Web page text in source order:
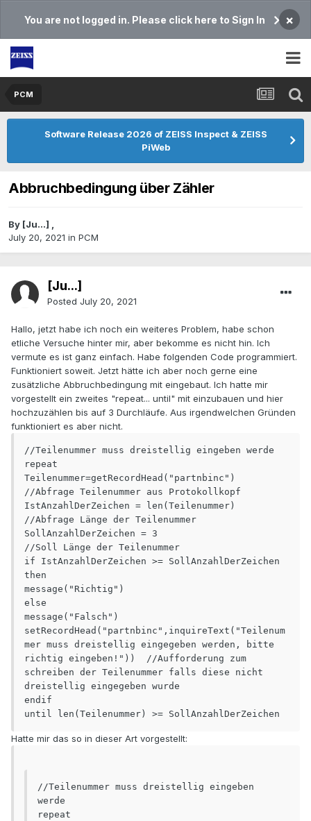
You are not logged in. Please click here to Sign In ×
PCM
Software Release 2026 of ZEISS Inspect & ZEISS
PiWeb
Abbruchbedingung über Zähler
By [Ju...] ,
July 20, 2021 in PCM
[Ju...]
Posted July 20, 2021
Hallo, jetzt habe ich noch ein weiteres Problem, habe schon
etliche Versuche hinter mir, aber bekomme es nicht hin. Ich
vermute es ist ganz einfach. Habe folgenden Code programmiert.
Funktioniert soweit. Jetzt hätte ich aber noch gerne eine
zusätzliche Abbruchbedingung mit eingebaut. Ich hatte mir
vorgestellt ein zweites "repeat... until" mit einzubauen und hier
hochzuzählen bis auf 3 Durchläufe. Aus irgendwelchen Gründen
funktioniert es aber nicht.
//Teilenummer muss dreistellig eingeben werde
repeat
Teilenummer=getRecordHead("partnbinc")
//Abfrage Teilenummer aus Protokollkopf
IstAnzahlDerZeichen = len(Teilenummer)
//Abfrage Länge der Teilenummer
SollAnzahlDerZeichen = 3
//Soll Länge der Teilenummer
if IstAnzahlDerZeichen >= SollAnzahlDerZeichen
then
message("Richtig")
else
message("Falsch")
setRecordHead("partnbinc",inquireText("Teilenum
mer muss dreistellig eingegeben werden, bitte
richtig eingeben!"))  //Aufforderung zum
schreiben der Teilenummer falls diese nicht
dreistellig eingegeben wurde
endif
until len(Teilenummer) >= SollAnzahlDerZeichen
Hatte mir das so in dieser Art vorgestellt:
//Teilenummer muss dreistellig eingeben
werde
repeat